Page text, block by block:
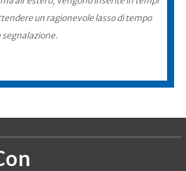
un ragionevole lasso di tempo
segnalazione.